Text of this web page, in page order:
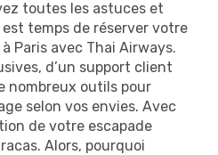
toutes les astuces et
temps de réserver votre
Paris avec Thai Airways.
d’un support client
nombreux outils pour
selon vos envies. Avec
de votre escapade
Alors, pourquoi